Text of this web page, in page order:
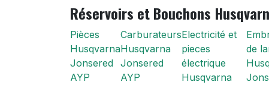
Réservoirs et Bouchons
Pièces
Husqvarna
Jonsered
AYP
Carburateurs
Husqvarna
Jonsered
AYP
Electricité et
pieces
électrique
Husqvarna
de